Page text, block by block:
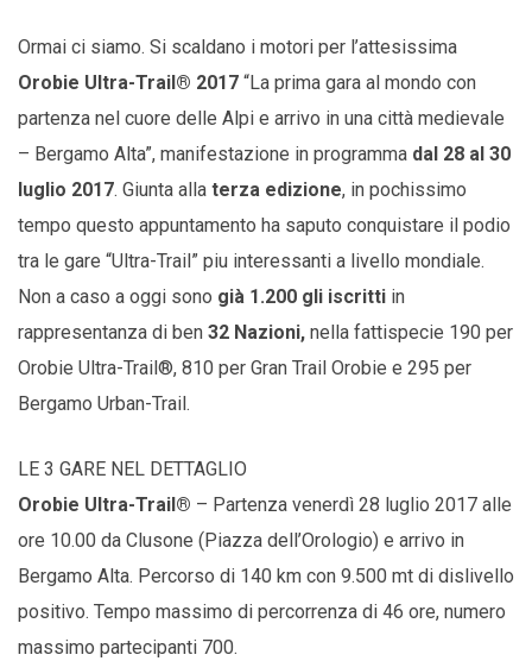
Ormai ci siamo. Si scaldano i motori per l’attesissima
Orobie Ultra-Trail® 2017 “La prima gara al mondo con
partenza nel cuore delle Alpi e arrivo in una città medievale
– Bergamo Alta”, manifestazione in programma dal 28 al 30
luglio 2017. Giunta alla terza edizione, in pochissimo
tempo questo appuntamento ha saputo conquistare il podio
tra le gare “Ultra-Trail” piu interessanti a livello mondiale.
Non a caso a oggi sono già 1.200 gli iscritti in
rappresentanza di ben 32 Nazioni, nella fattispecie 190 per
Orobie Ultra-Trail®, 810 per Gran Trail Orobie e 295 per
Bergamo Urban-Trail.
LE 3 GARE NEL DETTAGLIO
Orobie Ultra-Trail® – Partenza venerdì 28 luglio 2017 alle
ore 10.00 da Clusone (Piazza dell’Orologio) e arrivo in
Bergamo Alta. Percorso di 140 km con 9.500 mt di dislivello
positivo. Tempo massimo di percorrenza di 46 ore, numero
massimo partecipanti 700.